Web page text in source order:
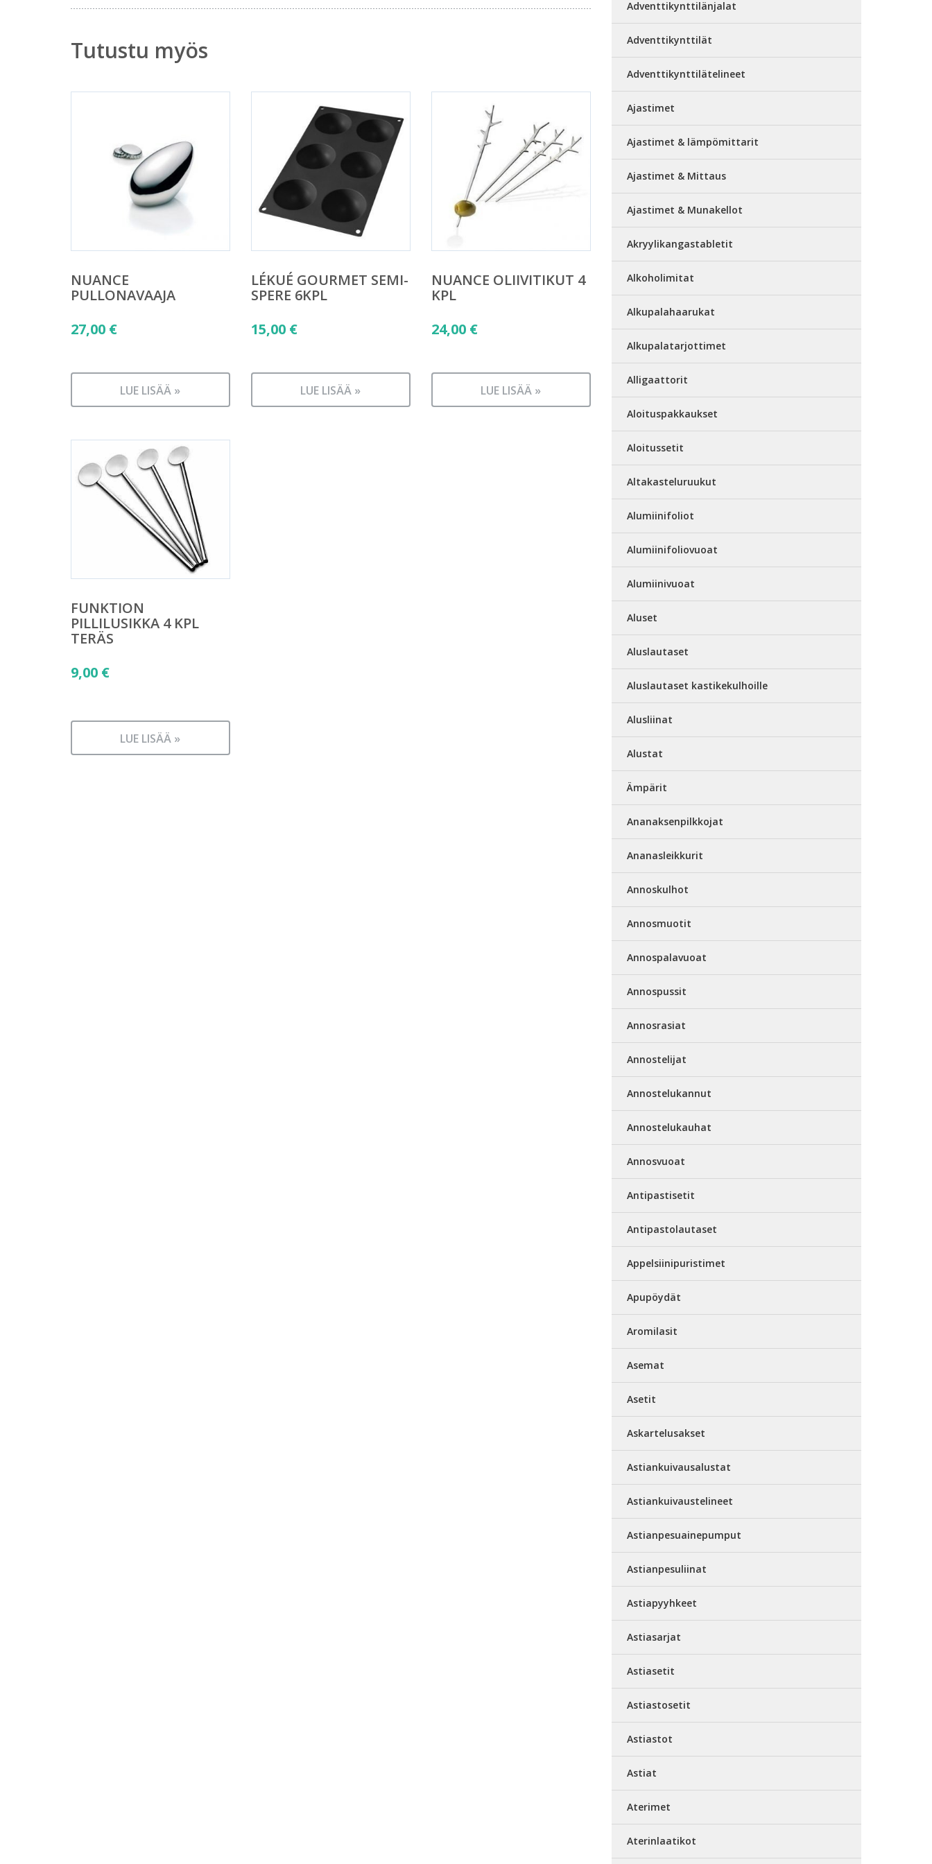
Tutustu myös
NUANCE
PULLONAVAAJA
27,00 €
LUE LISÄÄ »
LÉKUÉ GOURMET SEMI-
SPERE 6KPL
15,00 €
LUE LISÄÄ »
NUANCE OLIIVITIKUT 4
KPL
24,00 €
LUE LISÄÄ »
FUNKTION
PILLILUSIKKA 4 KPL
TERÄS
9,00 €
LUE LISÄÄ »
Adventtikynttilänjalat
Adventtikynttilät
Adventtikynttilätelineet
Ajastimet
Ajastimet & lämpömittarit
Ajastimet & Mittaus
Ajastimet & Munakellot
Akryylikangastabletit
Alkoholimitat
Alkupalahaarukat
Alkupalatarjottimet
Alligaattorit
Aloituspakkaukset
Aloitussetit
Altakasteluruukut
Alumiinifoliot
Alumiinifoliovuoat
Alumiinivuoat
Aluset
Aluslautaset
Aluslautaset kastikekulhoille
Alusliinat
Alustat
Ämpärit
Ananaksenpilkkojat
Ananasleikkurit
Annoskulhot
Annosmuotit
Annospalavuoat
Annospussit
Annosrasiat
Annostelijat
Annostelukannut
Annostelukauhat
Annosvuoat
Antipastisetit
Antipastolautaset
Appelsiinipuristimet
Apupöydät
Aromilasit
Asemat
Asetit
Askartelusakset
Astiankuivausalustat
Astiankuivaustelineet
Astianpesuainepumput
Astianpesuliinat
Astiapyyhkeet
Astiasarjat
Astiasetit
Astiastosetit
Astiastot
Astiat
Aterimet
Aterinlaatikot